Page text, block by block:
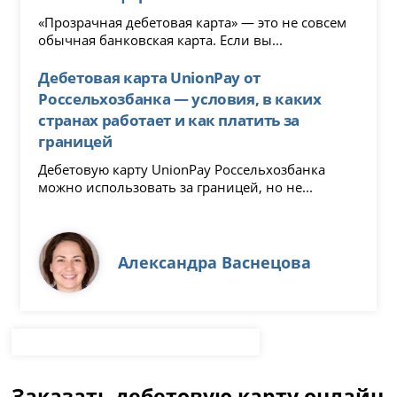
«Прозрачная дебетовая карта» — это не совсем
обычная банковская карта. Если вы...
Дебетовая карта UnionPay от
Россельхозбанка — условия, в каких
странах работает и как платить за
границей
Дебетовую карту UnionPay Россельхозбанка
можно использовать за границей, но не...
Александра Васнецова